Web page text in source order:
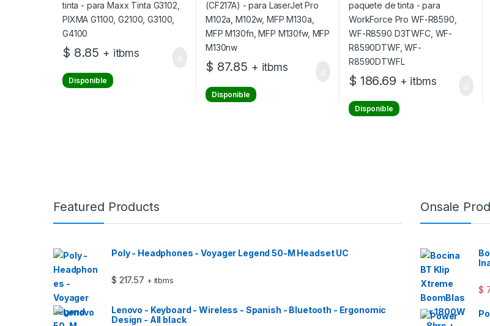
$ 8.85 + itbms
Disponible
MFP M130nw
$ 87.85 + itbms
Disponible
R8590DTWF, WF-
R8590DTWFL
$ 186.69 + itbms
Disponible
Featured Products
Poly - Headphones - Voyager Legend 50-M Headset UC
$ 217.57 + itbms
Lenovo - Keyboard - Wireless - Spanish - Bluetooth - Ergonomic
Design - All black
Onsale
$